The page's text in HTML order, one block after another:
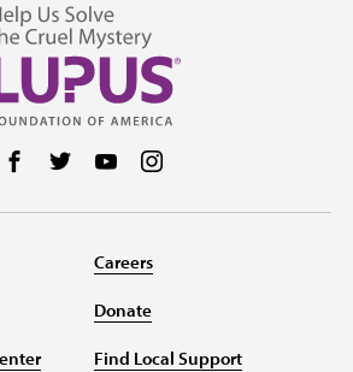
Follow us on Facebook
Follow us on Twitter
Follow us on YouTube
Careers
Donate
Find Local Support